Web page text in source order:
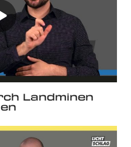
Landminen